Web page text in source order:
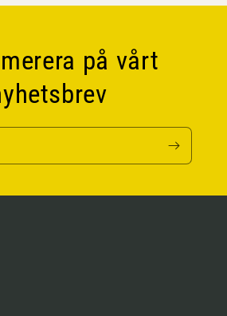
på vårt